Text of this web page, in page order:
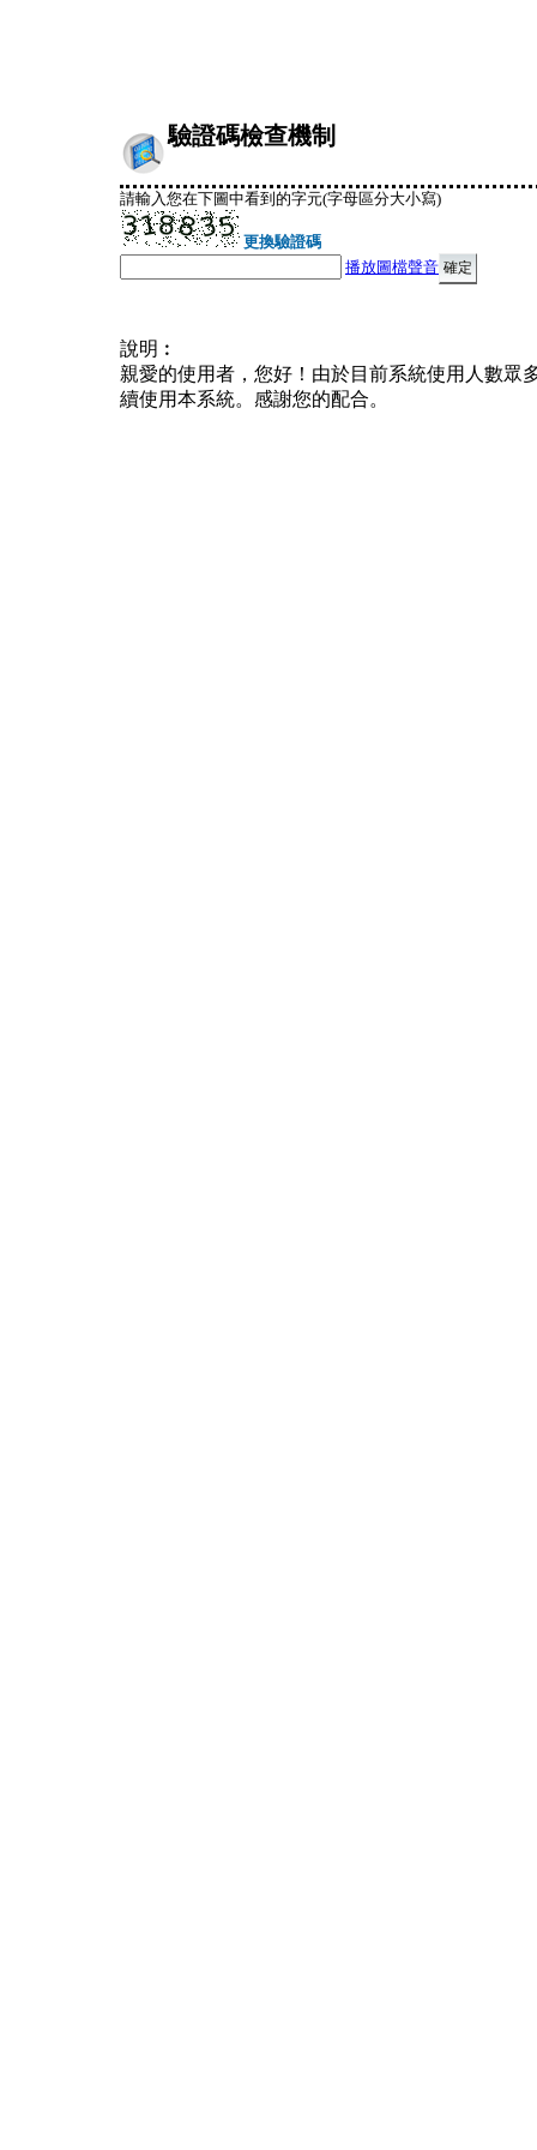
驗證碼檢查機制
請輸入您在下圖中看到的字元(字母區分大小寫)
更換驗證碼
播放圖檔聲音
說明︰
親愛的使用者，您好！由於目前系統使用人數眾
續使用本系統。感謝您的配合。